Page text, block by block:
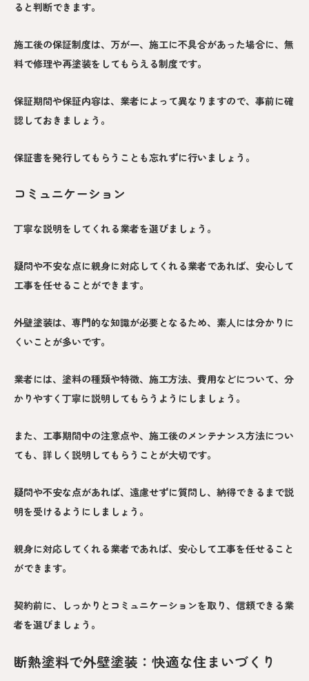
ると判断できます。
施工後の保証制度は、万が一、施工に不具合があった場合に、無
料で修理や再塗装をしてもらえる制度です。
保証期間や保証内容は、業者によって異なりますので、事前に確
認しておきましょう。
保証書を発行してもらうことも忘れずに行いましょう。
コミュニケーション
丁寧な説明をしてくれる業者を選びましょう。
疑問や不安な点に親身に対応してくれる業者であれば、安心して
工事を任せることができます。
外壁塗装は、専門的な知識が必要となるため、素人には分かりに
くいことが多いです。
業者には、塗料の種類や特徴、施工方法、費用などについて、分
かりやすく丁寧に説明してもらうようにしましょう。
また、工事期間中の注意点や、施工後のメンテナンス方法につい
ても、詳しく説明してもらうことが大切です。
疑問や不安な点があれば、遠慮せずに質問し、納得できるまで説
明を受けるようにしましょう。
親身に対応してくれる業者であれば、安心して工事を任せること
ができます。
契約前に、しっかりとコミュニケーションを取り、信頼できる業
者を選びましょう。
断熱塗料で外壁塗装：快適な住まいづくり